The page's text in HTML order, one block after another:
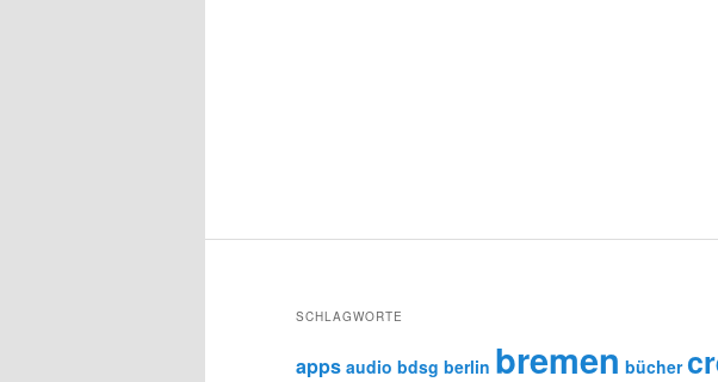
SCHLAGWORTE
apps audio bdsg berlin bremen bücher